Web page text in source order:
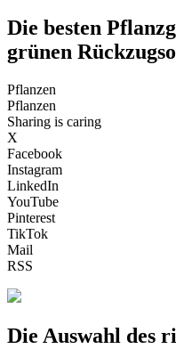
Die besten
grünen
Pflanzen
Pflanzen
Sharing is caring
X
Facebook
Instagram
LinkedIn
YouTube
Pinterest
TikTok
Mail
RSS
Die Auswahl des